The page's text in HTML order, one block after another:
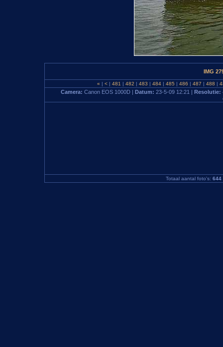
IMG
« | < | 481 | 482 | 483 | 484 | 485 | 486 | 487 | 488 |
Camera: Canon EOS 1000D | Datum: 23-5-09 12:21 | Resolutie:
Totaal aantal foto's: 644